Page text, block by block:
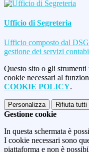
Ufficio di Segreteria
Ufficio composto dal
gestione dei servizi
Questo sito o gli
cookie necessari al
COOKIE POLICY.
Personalizza Rifiuta tutti
Gestione cookie
In questa schermata è
I cookie necessari sono
piattaforma e non è